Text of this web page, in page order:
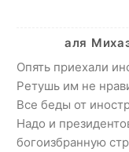
аля
Опять приехали
Ретушь им не
Все беды от
Надо и
богоизбранную